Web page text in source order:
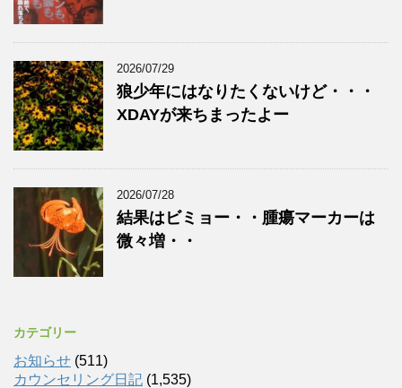
2026/07/29
狼少年にはなりたくないけど・・・
XDAYが来ちまったよー
2026/07/28
結果はビミョー・・腫瘍マーカーは
微々増・・
カテゴリー
お知らせ (511)
カウンセリング日記 (1,535)